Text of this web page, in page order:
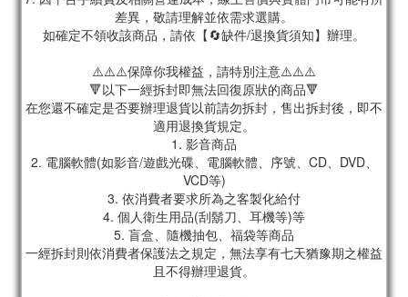
差異，敬請理解並依需求選購。
如確定不領收該商品，請依【🔄缺件/退換貨須知】辦理。
⚠️⚠️⚠️保障你我權益，請特別注意⚠️⚠️⚠️
🔻以下一經拆封即無法回復原狀的商品🔻
在您還不確定是否要辦理退貨以前請勿拆封，售出拆封後，即不
適用退換貨規定。
1. 影音商品
2. 電腦軟體(如影音/遊戲光碟、電腦軟體、序號、CD、DVD、
VCD等)
3. 依消費者要求所為之客製化給付
4. 個人衛生用品(刮鬍刀、耳機等)等
5. 盲盒、隨機抽包、福袋等商品
一經拆封則依消費者保護法之規定，無法享有七天猶豫期之權益
且不得辦理退貨。